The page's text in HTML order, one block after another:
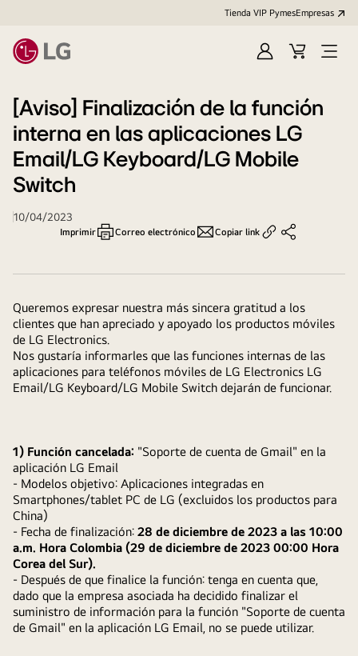
Tienda VIP PymesEmpresas
IniciarCart
Open
[Aviso] Finalización de la función
interna en las aplicaciones LG
Email/LG Keyboard/LG Mobile
Switch
10/04/2023
Imprimir Correo electrónico Copiar link
Queremos expresar nuestra más sincera gratitud a los
clientes que han apreciado y apoyado los productos móviles
de LG Electronics.
Nos gustaría informarles que las funciones internas de las
aplicaciones para teléfonos móviles de LG Electronics LG
Email/LG Keyboard/LG Mobile Switch dejarán de funcionar.
1) Función cancelada: "Soporte de cuenta de Gmail" en la
aplicación LG Email
- Modelos objetivo: Aplicaciones integradas en
Smartphones/tablet PC de LG (excluidos los productos para
China)
- Fecha de finalización: 28 de diciembre de 2023 a las 10:00
a.m. Hora Colombia (29 de diciembre de 2023 00:00 Hora
Corea del Sur).
- Después de que finalice la función: tenga en cuenta que,
dado que la empresa asociada ha decidido finalizar el
suministro de información para la función "Soporte de cuenta
de Gmail" en la aplicación LG Email, no se puede utilizar.